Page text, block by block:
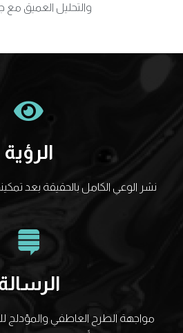
والتحليل العميق مع
الرؤية
نشر الوعي الكامل بالحقيقة بعد
مواجهة الطرح العاطفي والمؤدلج